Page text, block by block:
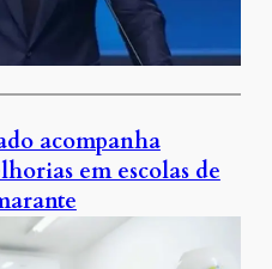
acompanha
em escolas de